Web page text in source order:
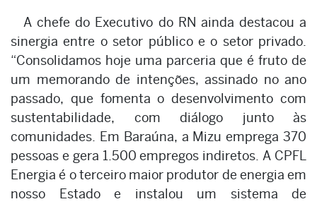
A chefe do Executivo do RN ainda destacou a
sinergia entre o setor público e o setor privado.
“Consolidamos hoje uma parceria que é fruto de
um memorando de intenções, assinado no ano
passado, que fomenta o desenvolvimento com
sustentabilidade, com diálogo junto às
comunidades. Em Baraúna, a Mizu emprega 370
pessoas e gera 1.500 empregos indiretos. A CPFL
Energia é o terceiro maior produtor de energia em
nosso Estado e instalou um sistema de